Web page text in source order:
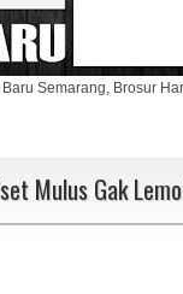
Semarang, Brosur
Mulus Gak